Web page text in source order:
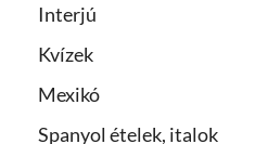
Interjú
Kvízek
Mexikó
Spanyol ételek, italok